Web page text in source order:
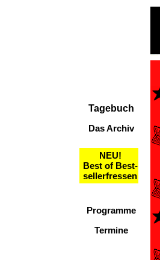
Tagebuch
Das Archiv
NEU!
Best of Best-
sellerfressen
Programme
Termine